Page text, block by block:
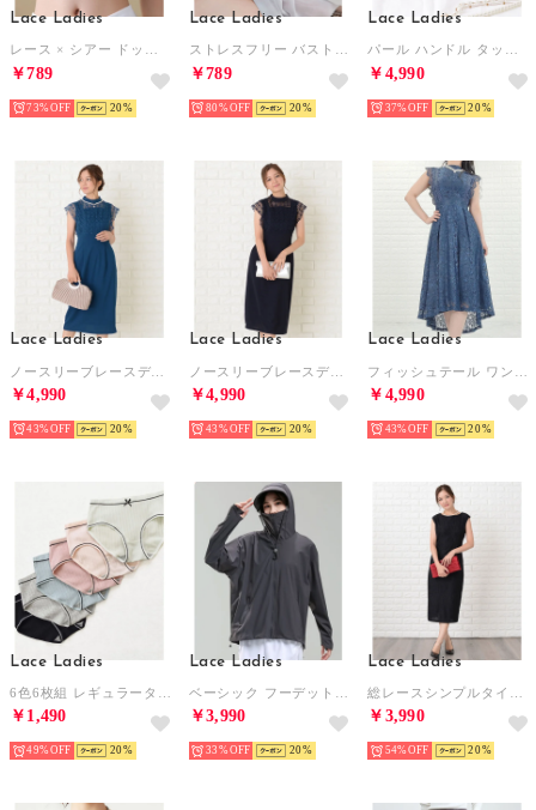
Lace Ladies
レース × シアー ドッキング ノンワイヤー ブラ （ダークグレー）
￥789
73% 20
Lace Ladies
ストレスフリー バストアップ ノンワイヤーブラトップ （ブラック）
￥789
80% 20
Lace Ladies
パール ハンドル タック スクエア ハンド バッグ （アイボリー）
￥4,990
37% 20
Lace Ladies
￥4,990
43% 20
Lace Ladies
￥4,990
43% 20
Lace Ladies
￥4,990
43% 20
Lace Ladies
￥1,490
49% 20
Lace Ladies
￥3,990
33% 20
Lace Ladies
￥3,990
54% 20